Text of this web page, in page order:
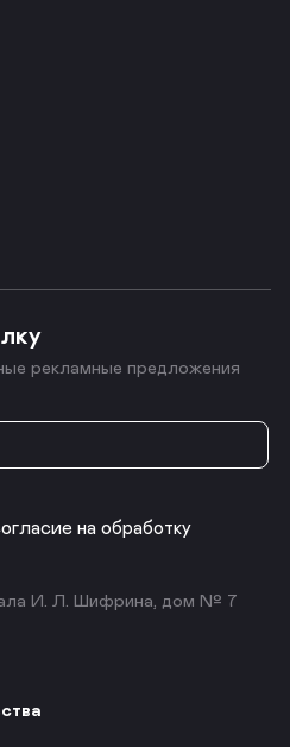
рекламные предложения
на обработку
И. Л. Шифрина, дом № 7